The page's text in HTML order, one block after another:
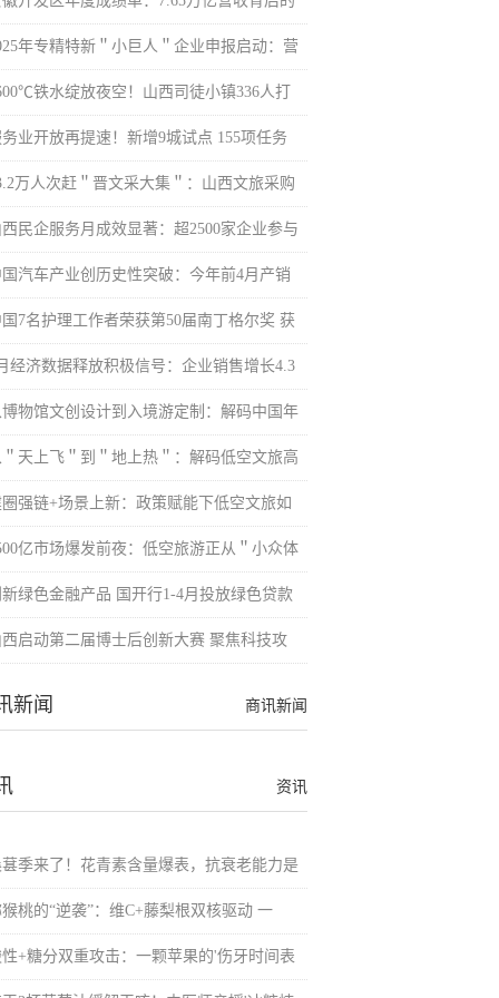
年专精特新＂小巨人＂企业申报启动：营
铁水绽放夜空！山西司徒小镇336人打
业开放再提速！新增9城试点 155项任务
万人次赶＂晋文采大集＂：山西文旅采购
民企服务月成效显著：超2500家企业参与
汽车产业创历史性突破：今年前4月产销
7名护理工作者荣获第50届南丁格尔奖 获
经济数据释放积极信号：企业销售增长4.3
物馆文创设计到入境游定制：解码中国年
天上飞＂到＂地上热＂：解码低空文旅高
强链+场景上新：政策赋能下低空文旅如
亿市场爆发前夜：低空旅游正从＂小众体
绿色金融产品 国开行1-4月投放绿色贷款
启动第二届博士后创新大赛 聚焦科技攻
商讯新闻
新闻
资讯
季来了！花青素含量爆表，抗衰老能力是
桃的“逆袭”：维C+藤梨根双核驱动 一
+糖分双重攻击：一颗苹果的'伤牙时间表